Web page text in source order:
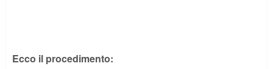
Ecco il procedimento: